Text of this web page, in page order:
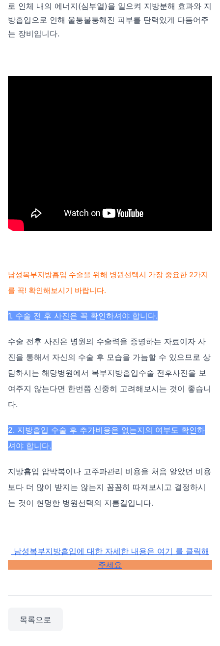
로 인체 내의 에너지(심부열)을 일으켜 지방분해 효과와 지
방흡입으로 인해 울퉁불퉁해진 피부를 탄력있게 다듬어주
는 장비입니다.
남성복부지방흡입 수술을 위해 병원선택시 가장 중요한 2가지
를 꼭! 확인해보시기 바랍니다.
1. 수술 전 후 사진은 꼭 확인하셔야 합니다.
​수술 전후 사진은 병원의 수술력을 증명하는 자료이자 사
진을 통해서 자신의 수술 후 모습을 가늠할 수 있으므로 상
담하시는 해당병원에서 복부지방흡입수술 전후사진을 보
여주지 않는다면 한번쯤 신중히 고려해보시는 것이 좋습니
다.
2. 지방흡입 수술 후 추가비용은 없는지의 여부도 확인하
셔야 합니다.
지방흡입 압박복이나 고주파관리 비용을 처음 알았던 비용
보다 더 많이 받지는 않는지 꼼꼼히 따져보시고 결정하시
는 것이 현명한 병원선택의 지름길입니다.
남성복부지방흡입에 대한 자세한 내용은 여기 를 클릭해
주세요
목록으로